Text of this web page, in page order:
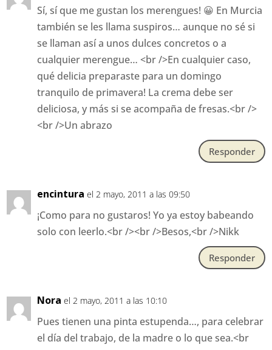
Sí, sí que me gustan los merengues! 😀 En Murcia
también se les llama suspiros… aunque no sé si
se llaman así a unos dulces concretos o a
cualquier merengue… <br />En cualquier caso,
qué delicia preparaste para un domingo
tranquilo de primavera! La crema debe ser
deliciosa, y más si se acompaña de fresas.<br />
<br />Un abrazo
Responder
encintura el 2 mayo, 2011 a las 09:50
¡Como para no gustaros! Yo ya estoy babeando
solo con leerlo.<br /><br />Besos,<br />Nikk
Responder
Nora el 2 mayo, 2011 a las 10:10
Pues tienen una pinta estupenda…, para celebrar
el día del trabajo, de la madre o lo que sea.<br